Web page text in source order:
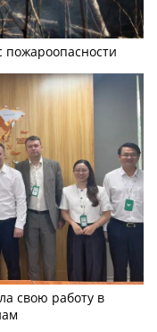
пожароопасности
свою работу в